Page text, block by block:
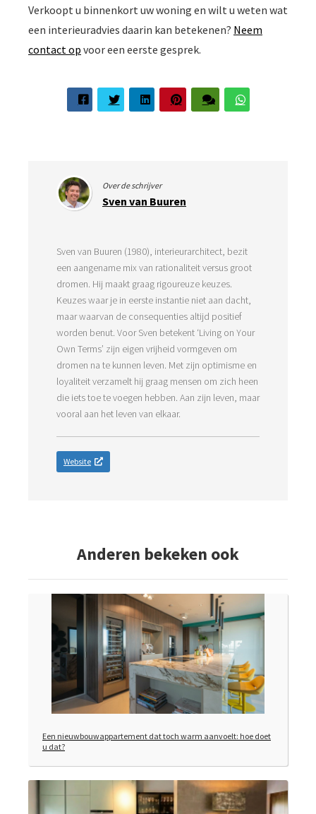
Verkoopt u binnenkort uw woning en wilt u weten wat
een interieuradvies daarin kan betekenen? Neem
contact op voor een eerste gesprek.
Over de schrijver
Sven van Buuren
Sven van Buuren (1980), interieurarchitect, bezit
een aangename mix van rationaliteit versus groot
dromen. Hij maakt graag rigoureuze keuzes.
Keuzes waar je in eerste instantie niet aan dacht,
maar waarvan de consequenties altijd positief
worden benut. Voor Sven betekent ‘Living on Your
Own Terms’ zijn eigen vrijheid vormgeven om
dromen na te kunnen leven. Met zijn optimisme en
loyaliteit verzamelt hij graag mensen om zich heen
die iets toe te voegen hebben. Aan zijn leven, maar
vooral aan het leven van elkaar.
Website
Anderen bekeken ook
Een nieuwbouwappartement dat toch warm aanvoelt: hoe doet
u dat?